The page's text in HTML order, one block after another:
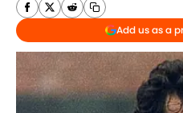
Add us as a